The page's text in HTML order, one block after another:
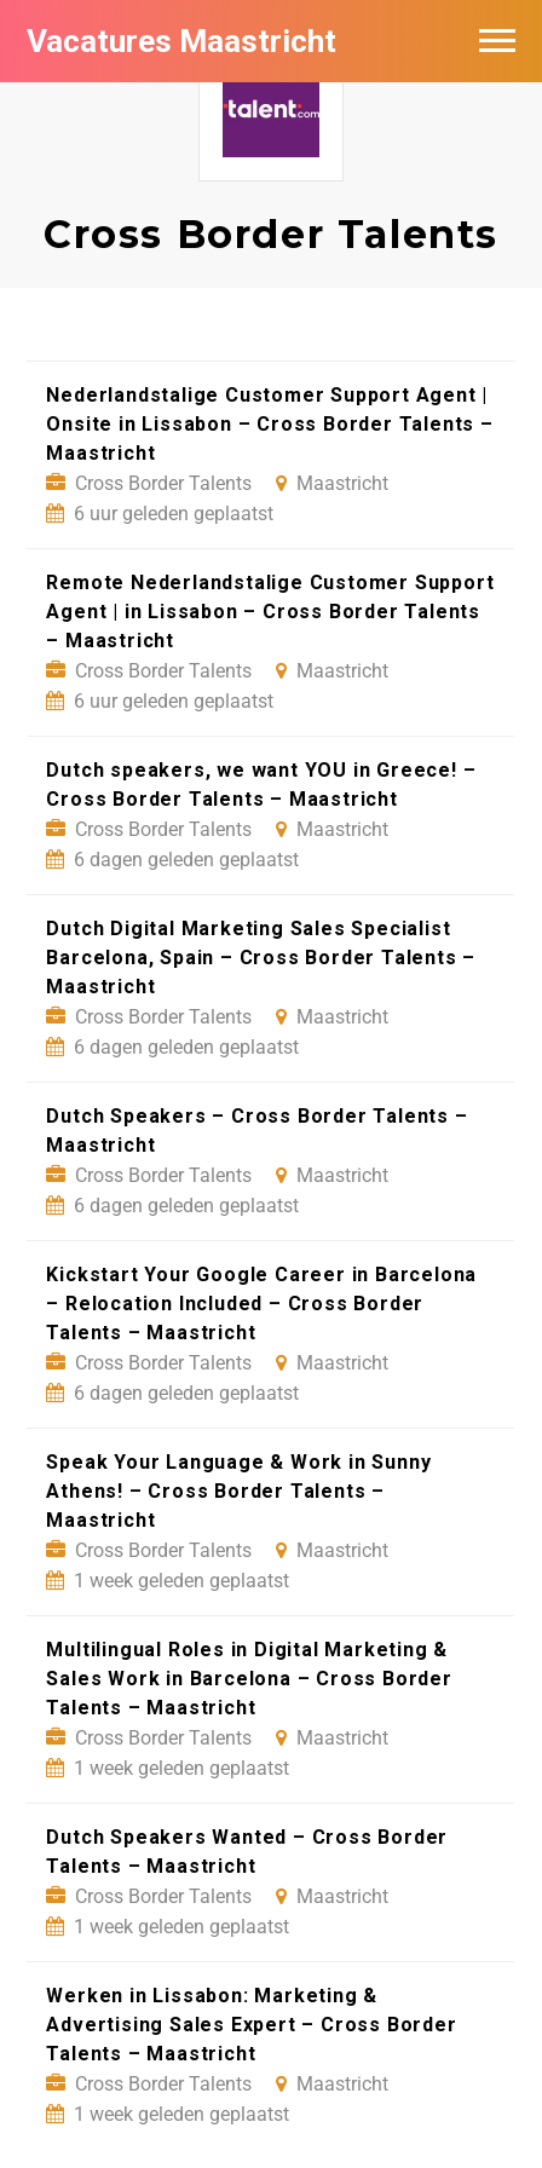
Vacatures Maastricht
Cross Border Talents
Nederlandstalige Customer Support Agent |
Onsite in Lissabon – Cross Border Talents –
Maastricht
Cross Border Talents
Maastricht
6 uur geleden geplaatst
Remote Nederlandstalige Customer Support
Agent | in Lissabon – Cross Border Talents
– Maastricht
Cross Border Talents
Maastricht
6 uur geleden geplaatst
Dutch speakers, we want YOU in Greece! –
Cross Border Talents – Maastricht
Cross Border Talents
Maastricht
6 dagen geleden geplaatst
Dutch Digital Marketing Sales Specialist
Barcelona, Spain – Cross Border Talents –
Maastricht
Cross Border Talents
Maastricht
6 dagen geleden geplaatst
Dutch Speakers – Cross Border Talents –
Maastricht
Cross Border Talents
Maastricht
6 dagen geleden geplaatst
Kickstart Your Google Career in Barcelona
– Relocation Included – Cross Border
Talents – Maastricht
Cross Border Talents
Maastricht
6 dagen geleden geplaatst
Speak Your Language & Work in Sunny
Athens! – Cross Border Talents –
Maastricht
Cross Border Talents
Maastricht
1 week geleden geplaatst
Multilingual Roles in Digital Marketing &
Sales Work in Barcelona – Cross Border
Talents – Maastricht
Cross Border Talents
Maastricht
1 week geleden geplaatst
Dutch Speakers Wanted – Cross Border
Talents – Maastricht
Cross Border Talents
Maastricht
1 week geleden geplaatst
Werken in Lissabon: Marketing &
Advertising Sales Expert – Cross Border
Talents – Maastricht
Cross Border Talents
Maastricht
1 week geleden geplaatst
Vacatures per bedrijf in Maastricht
De populairste vacatures in Maastricht